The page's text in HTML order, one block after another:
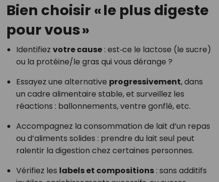
Bien choisir « le plus digeste
pour vous »
Identifiez votre cause: est‑ce le lactose (le sucre)
ou la protéine/le gras qui vous dérange ?
Essayez une alternative progressivement, dans
un cadre alimentaire stable, et surveillez les
réactions : ballonnements, ventre gonflé, etc.
Accompagnez la consommation de lait d’un repas
ou d’aliments solides : prendre du lait seul peut
ralentir la digestion chez certaines personnes.
Vérifiez les labels et compositions: sans additifs